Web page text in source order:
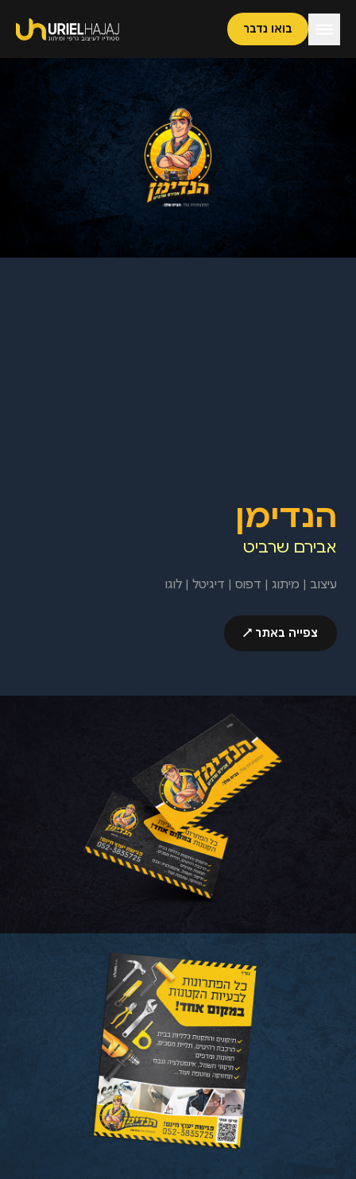
בואו נדבר
הנדימן
אבירם שרביט
עיצוב | מיתוג | דפוס | דיגיטל | לוגו
צפייה באתר ↗